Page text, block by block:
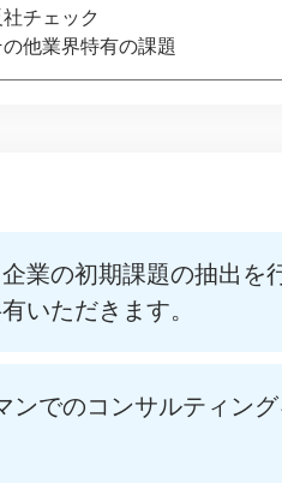
社チェック
の他業界特有の課題
業の初期課題の抽出を
いただきます。
でのコンサルティング